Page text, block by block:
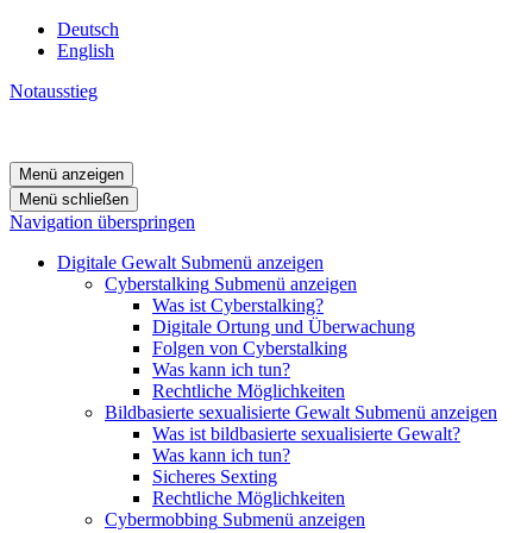
Deutsch
English
Notausstieg
Menü anzeigen
Menü schließen
Navigation überspringen
Digitale Gewalt Submenü anzeigen
Cyberstalking Submenü anzeigen
Was ist Cyberstalking?
Digitale Ortung und Überwachung
Folgen von Cyberstalking
Was kann ich tun?
Rechtliche Möglichkeiten
Bildbasierte sexualisierte Gewalt Submenü anzeigen
Was ist bildbasierte sexualisierte Gewalt?
Was kann ich tun?
Sicheres Sexting
Rechtliche Möglichkeiten
Cybermobbing Submenü anzeigen